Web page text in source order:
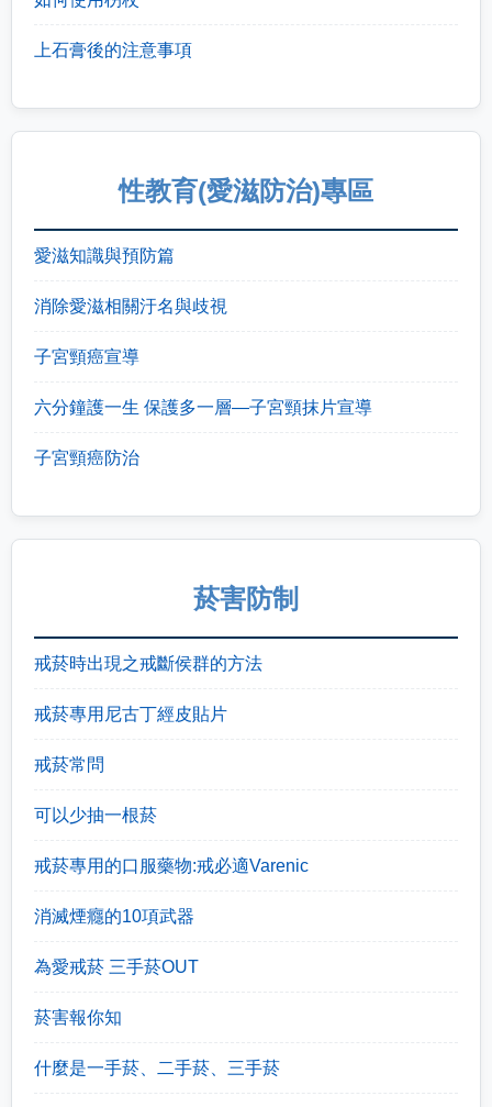
上石膏後的注意事項
性教育(愛滋防治)專區
愛滋知識與預防篇
消除愛滋相關汙名與歧視
子宮頸癌宣導
六分鐘護一生 保護多一層—子宮頸抹片宣導
子宮頸癌防治
菸害防制
戒菸時出現之戒斷侯群的方法
戒菸專用尼古丁經皮貼片
戒菸常問
可以少抽一根菸
戒菸專用的口服藥物:戒必適Varenic
消滅煙癮的10項武器
為愛戒菸 三手菸OUT
菸害報你知
什麼是一手菸、二手菸、三手菸